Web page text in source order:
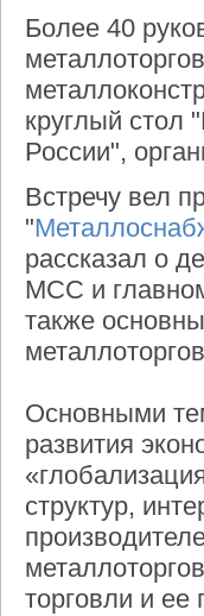
Более 40
круглый стол
России",
Встречу вел
"
рассказал о
МСС и
также
Основными
развития
структур,
торговли и ее